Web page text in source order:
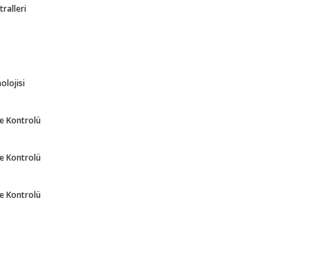
Kontrolü
Kontrolü
Kontrolü